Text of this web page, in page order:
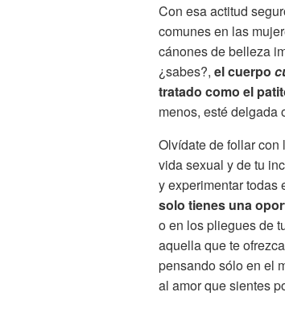
Con esa actitud
comunes en las
cánones de belleza
¿sabes?, el cuerpo
tratado como el
menos, esté delgada
Olvídate de follar
vida sexual y de tu
y experimentar todas
solo tienes una
o en los pliegues de
aquella que te
pensando sólo en el
al amor que sientes